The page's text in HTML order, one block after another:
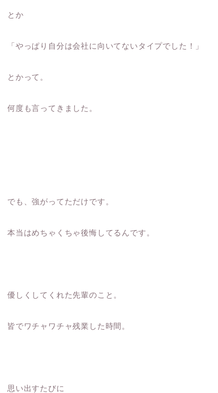
とか
「やっぱり自分は会社に向いてないタイプでした！」
とかって。
何度も言ってきました。
でも、強がってただけです。
本当はめちゃくちゃ後悔してるんです。
優しくしてくれた先輩のこと。
皆でワチャワチャ残業した時間。
思い出すたびに